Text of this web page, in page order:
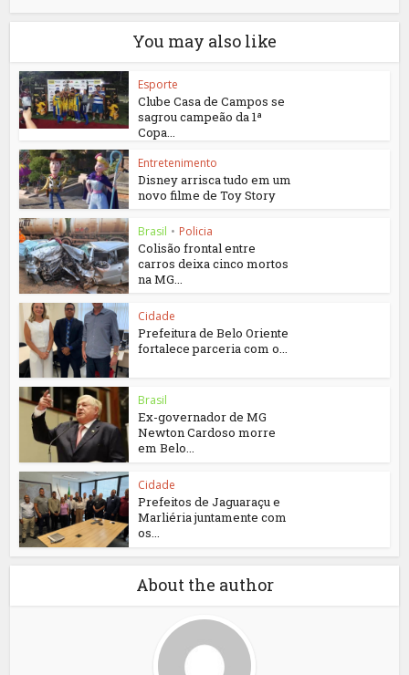
You may also like
Esporte
Clube Casa de Campos se
sagrou campeão da 1ª
Copa...
Entretenimento
Disney arrisca tudo em um
novo filme de Toy Story
Brasil • Policia
Colisão frontal entre
carros deixa cinco mortos
na MG...
Cidade
Prefeitura de Belo Oriente
fortalece parceria com o...
Brasil
Ex-governador de MG
Newton Cardoso morre
em Belo...
Cidade
Prefeitos de Jaguaraçu e
Marliéria juntamente com
os...
About the author